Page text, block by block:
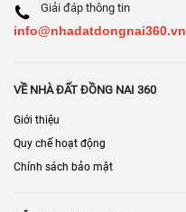
Giải đáp thông tin
info@nhadatdongnai360.vn
VỀ NHÀ ĐẤT ĐỒNG NAI 360
Giới thiệu
Quy chế hoạt động
Chính sách bảo mật